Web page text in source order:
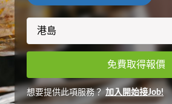
免費取得報價
想要提供此項服務？加入開始接Job!